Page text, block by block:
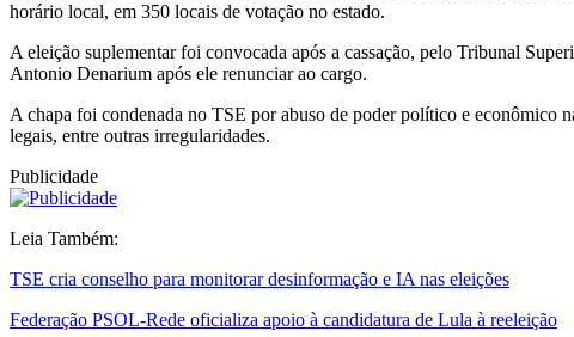
horário local, em 350 locais de votação no estado.
A eleição suplementar foi convocada após a cassação, pelo Tribunal
Antonio Denarium após ele renunciar ao cargo.
A chapa foi condenada no TSE por abuso de poder político e econômico
legais, entre outras irregularidades.
Publicidade
Leia Também:
TSE cria conselho para monitorar desinformação e IA nas eleições
Federação PSOL-Rede oficializa apoio à candidatura de Lula à reeleição